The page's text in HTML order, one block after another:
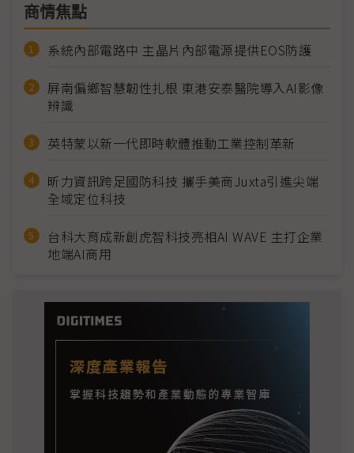
商情焦點
系統內部電路中 主晶片內部電源提供EOS防護
屏南偏鄉智慧韌性扎根 東港安泰醫院導入AI影像
辨識
英特蒙以新一代即時軟體推動工業控制革新
昕力資訊跨足國防科技 攜手美商Juxta引進尖端
全域定位科技
台科大育成新創虎智科技亮相AI WAVE 主打企業
地端AI商用